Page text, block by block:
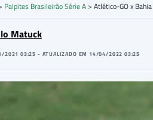
Palpites Brasileirão Série A > Atlético-GO x Bahia
Matuck
2021 03:25 - ATUALIZADO EM 14/04/2022 03:25